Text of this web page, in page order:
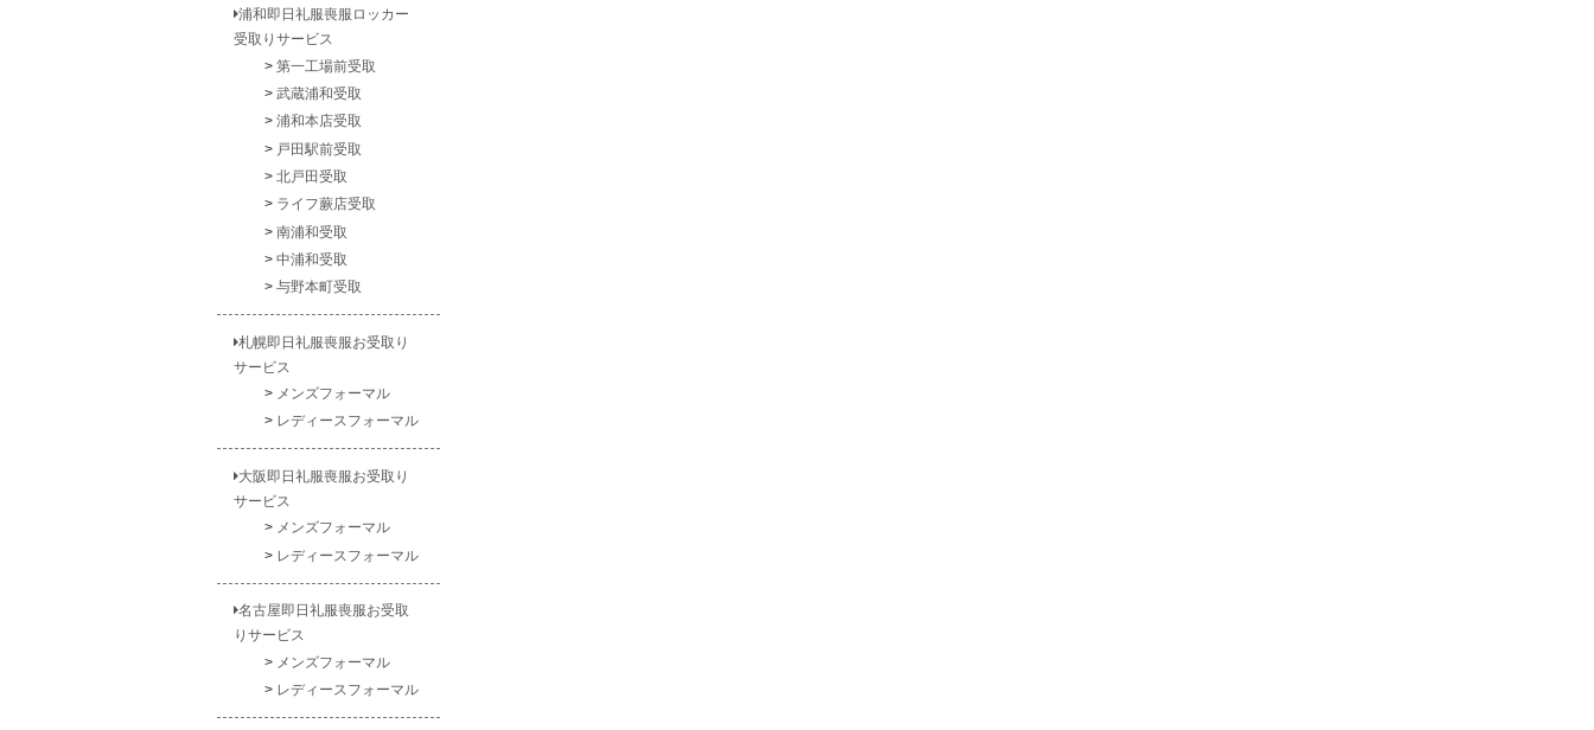
浦和即日礼服喪服ロッカー
受取りサービス
第一工場前受取
武蔵浦和受取
浦和本店受取
戸田駅前受取
北戸田受取
ライフ蕨店受取
南浦和受取
中浦和受取
与野本町受取
札幌即日礼服喪服お受取り
サービス
メンズフォーマル
レディースフォーマル
大阪即日礼服喪服お受取り
サービス
メンズフォーマル
レディースフォーマル
名古屋即日礼服喪服お受取
りサービス
メンズフォーマル
レディースフォーマル